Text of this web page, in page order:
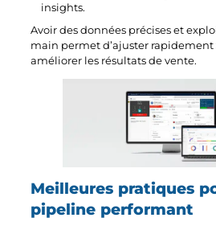
insights.
Avoir des données précises et
main permet d’ajuster
améliorer les résultats de vente.
Meilleures pratiques
pipeline performant